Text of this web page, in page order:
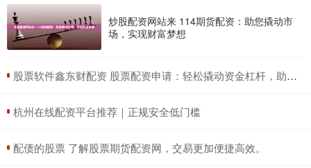
炒股配资网站来 114期货配资：助您撬动市
场，实现财富梦想
​股票软件鑫东财配资 股票配资申请：轻松撬动资金杠杆，助力投资获利
​杭州在线配资平台推荐｜正规安全低门槛
​配债的股票 了解股票期货配资网，交易更加便捷高效。